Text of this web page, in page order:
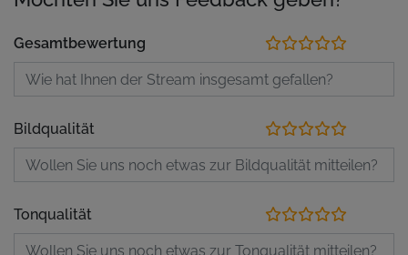
Gesamtbewertung
Bildqualität
Tonqualität